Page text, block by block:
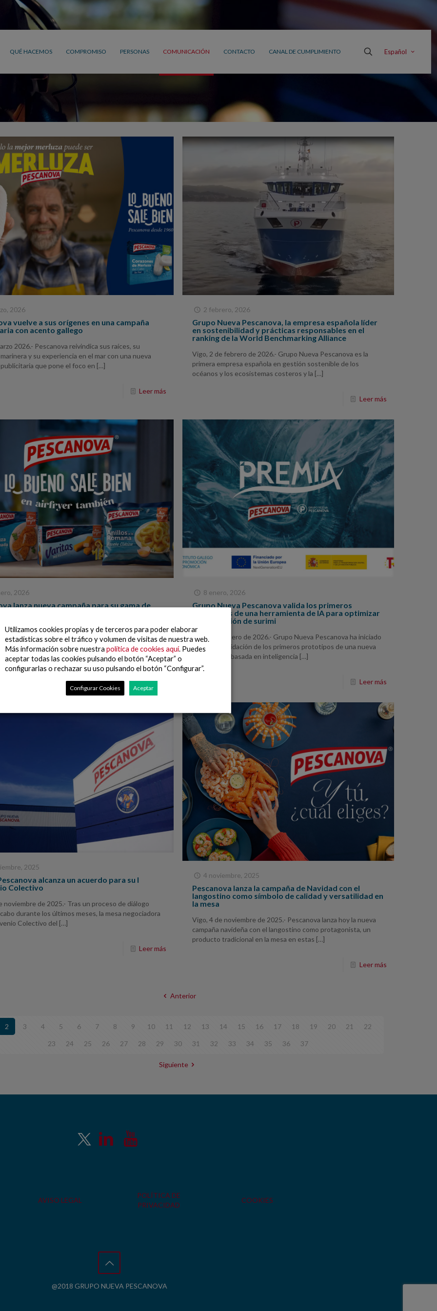
QUÉ HACEMOS COMPROMISO PERSONAS COMUNICACIÓN CONTACTO CANAL DE CUMPLIMIENTO Español
2026
vuelve a sus orígenes en una campaña
con acento gallego
2026.- Pescanova reivindica sus raíces, su
y su experiencia en el mar con una nueva
publicitaria que pone el foco en […]
Leer más
2 febrero, 2026
Grupo Nueva Pescanova, la empresa española líder
en sostenibilidad y prácticas responsables en el
ranking de la World Benchmarking Alliance
Vigo, 2 de febrero de 2026.- Grupo Nueva Pescanova es la
primera empresa española en gestión sostenible de los
océanos y los ecosistemas costeros y la […]
Leer más
2026
lanza nueva campaña para su gama de
“Lo bueno sale bien, también en Air
enero de 2026.- Pescanova lanza nueva campaña
de su gama de rebozados, donde la marca es
por sus innovaciones en[…]
Leer más
8 enero, 2026
Grupo Nueva Pescanova valida los primeros
prototipos de una herramienta de IA para optimizar
la producción de surimi
Vigo, 8 de enero de 2026.- Grupo Nueva Pescanova ha iniciado
la fase de validación de los primeros prototipos de una nueva
herramienta basada en inteligencia […]
Leer más
2025
alcanza un acuerdo para su I
Colectivo
noviembre de 2025.- Tras un proceso de diálogo
durante los últimos meses, la mesa negociadora
Colectivo del […]
Leer más
4 noviembre, 2025
Pescanova lanza la campaña de Navidad con el
langostino como símbolo de calidad y versatilidad en
la mesa
Vigo, 4 de noviembre de 2025.- Pescanova lanza hoy la nueva
campaña navideña con el langostino como protagonista, un
producto tradicional en la mesa en estas […]
Leer más
Anterior
2 3 4 5 6 7 8 9 10 11 12 13 14 15 16 17 18 19 20 21 22
23 24 25 26 27 28 29 30 31 32 33 34 35 36 37
Siguiente
AVISO LEGAL
POLÍTICA DE
PRIVACIDAD
COOKIES
@2018 GRUPO NUEVA PESCANOVA
Utilizamos cookies propias y de terceros para poder elaborar
estadísticas sobre el tráfico y volumen de visitas de nuestra web.
Más información sobre nuestra política de cookies aquí. Puedes
aceptar todas las cookies pulsando el botón “Aceptar” o
configurarlas o rechazar su uso pulsando el botón “Configurar”.
Configurar Cookies Aceptar